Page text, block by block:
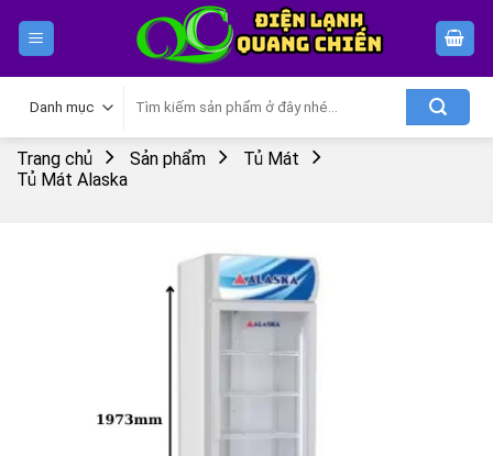
kiếm:
Trang chủ Sản phẩm
Tủ Mát
Tủ Mát Alaska